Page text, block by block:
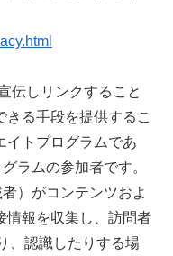
伝しリンクすること
る手段を提供するこ
イトプログラムであ
ラムの参加者です。
）がコンテンツおよ
情報を収集し、訪問者
、認識したりする場